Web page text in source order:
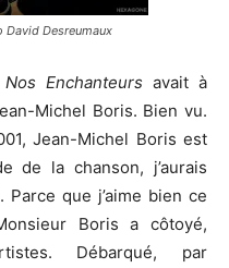
David Desreumaux
Nos Enchanteurs avait à
Michel Boris. Bien vu.
Jean-Michel Boris est
de la chanson, j’aurais
que j’aime bien ce
Boris a côtoyé,
Débarqué, par